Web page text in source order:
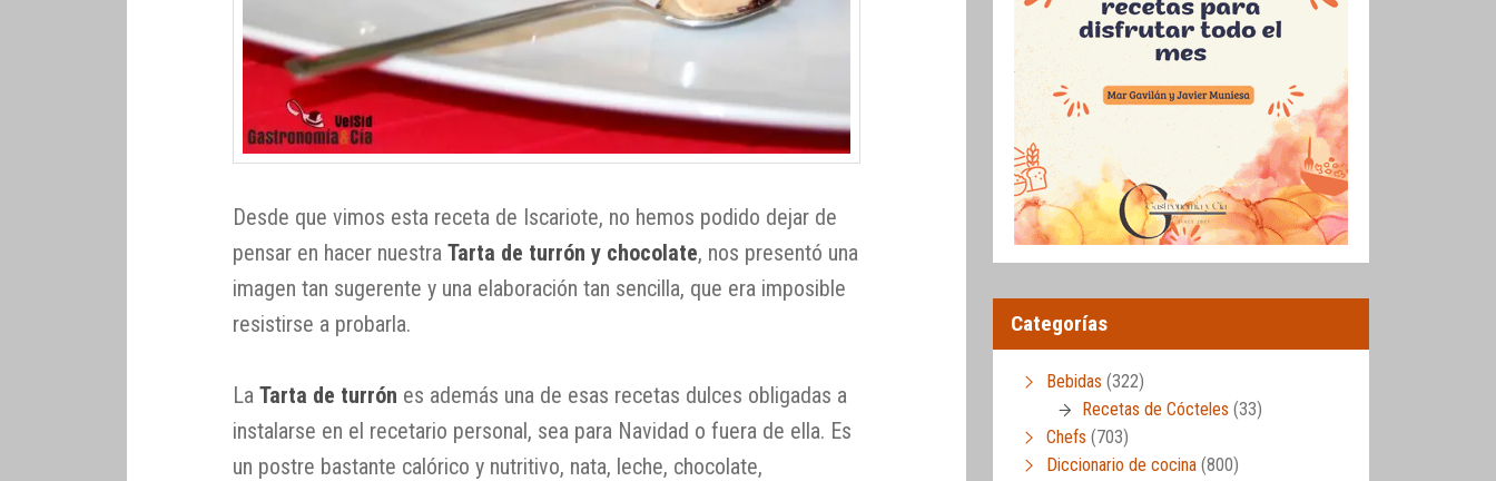
Desde que vimos esta receta de Iscariote, no hemos podido dejar de
pensar en hacer nuestraTarta de turrón y chocolate, nos presentó una
imagen tan sugerente y una elaboración tan sencilla, que era imposible
resistirse a probarla.
LaTarta de turrón es además una de esas recetas dulces obligadas a
instalarse en el recetario personal, sea para Navidad o fuera de ella. Es
un postre bastante calórico y nutritivo, nata, leche, chocolate,
Categorías
Bebidas (322)
Recetas de Cócteles (33)
Chefs (703)
Diccionario de cocina (800)